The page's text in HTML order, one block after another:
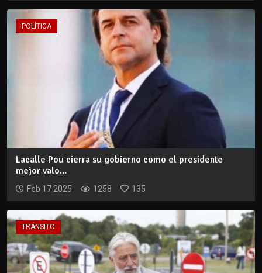
POLÍTICA
Lacalle Pou cierra su gobierno como el presidente
mejor valo...
Feb 17 2025 1258 135
TRÁNSITO